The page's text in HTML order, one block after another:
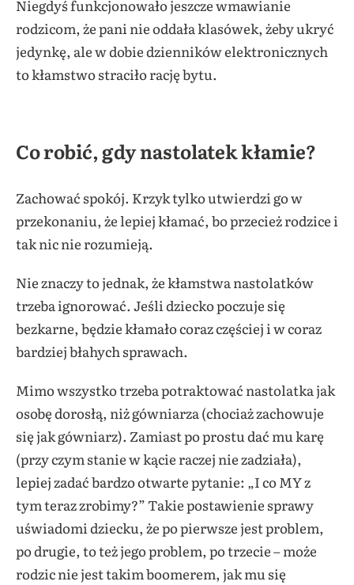
Niegdyś funkcjonowało jeszcze wmawianie
rodzicom, że pani nie oddała klasówek, żeby ukryć
jedynkę, ale w dobie dzienników elektronicznych
to kłamstwo straciło rację bytu.
Co robić, gdy nastolatek kłamie?
Zachować spokój. Krzyk tylko utwierdzi go w
przekonaniu, że lepiej kłamać, bo przecież rodzice i
tak nic nie rozumieją.
Nie znaczy to jednak, że kłamstwa nastolatków
trzeba ignorować. Jeśli dziecko poczuje się
bezkarne, będzie kłamało coraz częściej i w coraz
bardziej błahych sprawach.
Mimo wszystko trzeba potraktować nastolatka jak
osobę dorosłą, niż gówniarza (chociaż zachowuje
się jak gówniarz). Zamiast po prostu dać mu karę
(przy czym stanie w kącie raczej nie zadziała),
lepiej zadać bardzo otwarte pytanie: „I co MY z
tym teraz zrobimy?” Takie postawienie sprawy
uświadomi dziecku, że po pierwsze jest problem,
po drugie, to też jego problem, po trzecie – może
rodzic nie jest takim boomerem, jak mu się